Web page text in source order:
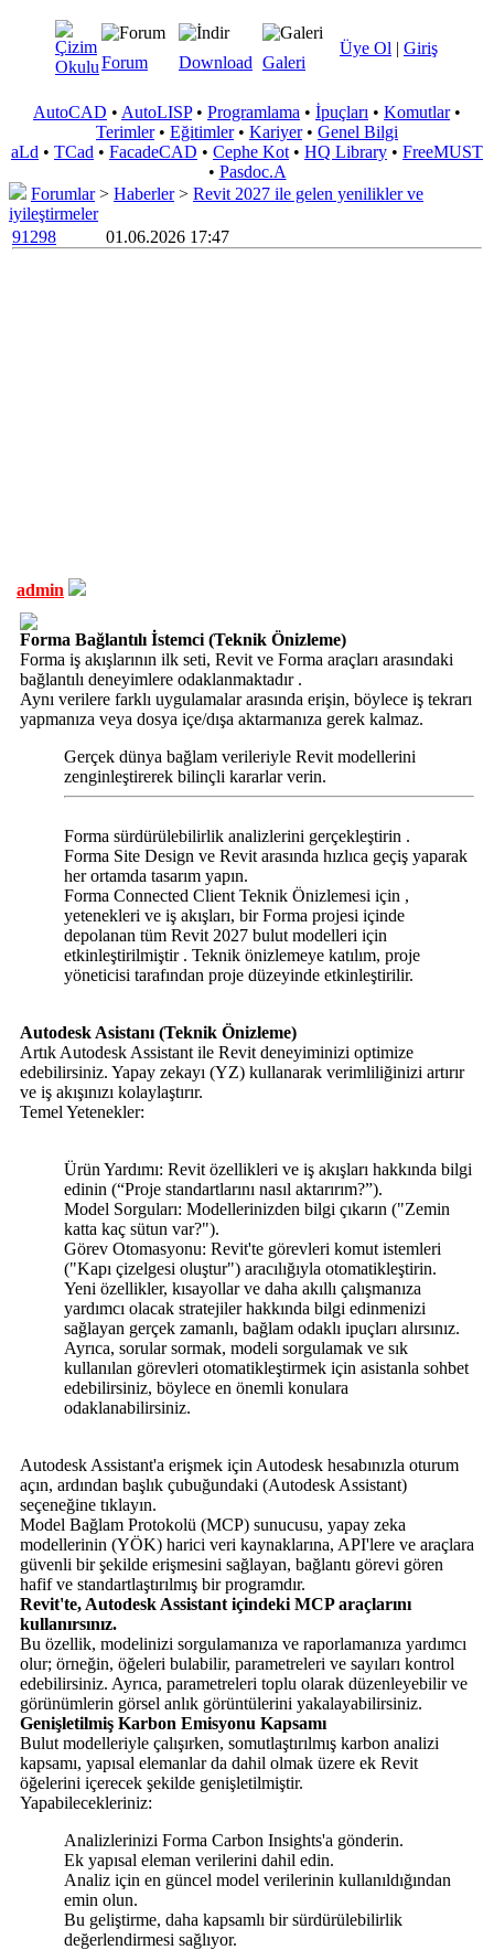
Üye Ol | Giriş
Forum Download Galeri
AutoCAD • AutoLISP• Programlama • İpuçları • Komutlar•
Terimler• Eğitimler• Kariyer• Genel Bilgi
aLd • TCad • FacadeCAD • Cephe Kot • HQ Library • FreeMUST
• Pasdoc.A
Forumlar> Haberler> Revit 2027 ile gelen yenilikler ve
iyileştirmeler
91298
01.06.2026 17:47
admin
Forma Bağlantılı İstemci (Teknik Önizleme)
Forma iş akışlarının ilk seti, Revit ve Forma araçları arasındaki
bağlantılı deneyimlere odaklanmaktadır .
Aynı verilere farklı uygulamalar arasında erişin, böylece iş tekrarı
yapmanıza veya dosya içe/dışa aktarmanıza gerek kalmaz.
Gerçek dünya bağlam verileriyle Revit modellerini
zenginleştirerek bilinçli kararlar verin.
Forma sürdürülebilirlik analizlerini gerçekleştirin .
Forma Site Design ve Revit arasında hızlıca geçiş yaparak
her ortamda tasarım yapın.
Forma Connected Client Teknik Önizlemesi için ,
yetenekleri ve iş akışları, bir Forma projesi içinde
depolanan tüm Revit 2027 bulut modelleri için
etkinleştirilmiştir . Teknik önizlemeye katılım, proje
yöneticisi tarafından proje düzeyinde etkinleştirilir.
Autodesk Asistanı (Teknik Önizleme)
Artık Autodesk Assistant ile Revit deneyiminizi optimize
edebilirsiniz. Yapay zekayı (YZ) kullanarak verimliliğinizi artırır
ve iş akışınızı kolaylaştırır.
Temel Yetenekler:
Ürün Yardımı: Revit özellikleri ve iş akışları hakkında bilgi
edinin (“Proje standartlarını nasıl aktarırım?”).
Model Sorguları: Modellerinizden bilgi çıkarın ("Zemin
katta kaç sütun var?").
Görev Otomasyonu: Revit'te görevleri komut istemleri
("Kapı çizelgesi oluştur") aracılığıyla otomatikleştirin.
Yeni özellikler, kısayollar ve daha akıllı çalışmanıza
yardımcı olacak stratejiler hakkında bilgi edinmenizi
sağlayan gerçek zamanlı, bağlam odaklı ipuçları alırsınız.
Ayrıca, sorular sormak, modeli sorgulamak ve sık
kullanılan görevleri otomatikleştirmek için asistanla sohbet
edebilirsiniz, böylece en önemli konulara
odaklanabilirsiniz.
Autodesk Assistant'a erişmek için Autodesk hesabınızla oturum
açın, ardından başlık çubuğundaki (Autodesk Assistant)
seçeneğine tıklayın.
Model Bağlam Protokolü (MCP) sunucusu, yapay zeka
modellerinin (YÖK) harici veri kaynaklarına, API'lere ve araçlara
güvenli bir şekilde erişmesini sağlayan, bağlantı görevi gören
hafif ve standartlaştırılmış bir programdır.
Revit'te, Autodesk Assistant içindeki MCP araçlarını
kullanırsınız.
Bu özellik, modelinizi sorgulamanıza ve raporlamanıza yardımcı
olur; örneğin, öğeleri bulabilir, parametreleri ve sayıları kontrol
edebilirsiniz. Ayrıca, parametreleri toplu olarak düzenleyebilir ve
görünümlerin görsel anlık görüntülerini yakalayabilirsiniz.
Genişletilmiş Karbon Emisyonu Kapsamı
Bulut modelleriyle çalışırken, somutlaştırılmış karbon analizi
kapsamı, yapısal elemanlar da dahil olmak üzere ek Revit
öğelerini içerecek şekilde genişletilmiştir.
Yapabilecekleriniz:
Analizlerinizi Forma Carbon Insights'a gönderin.
Ek yapısal eleman verilerini dahil edin.
Analiz için en güncel model verilerinin kullanıldığından
emin olun.
Bu geliştirme, daha kapsamlı bir sürdürülebilirlik
değerlendirmesi sağlıyor.